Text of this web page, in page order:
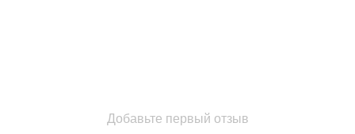
Добавьте первый отзыв